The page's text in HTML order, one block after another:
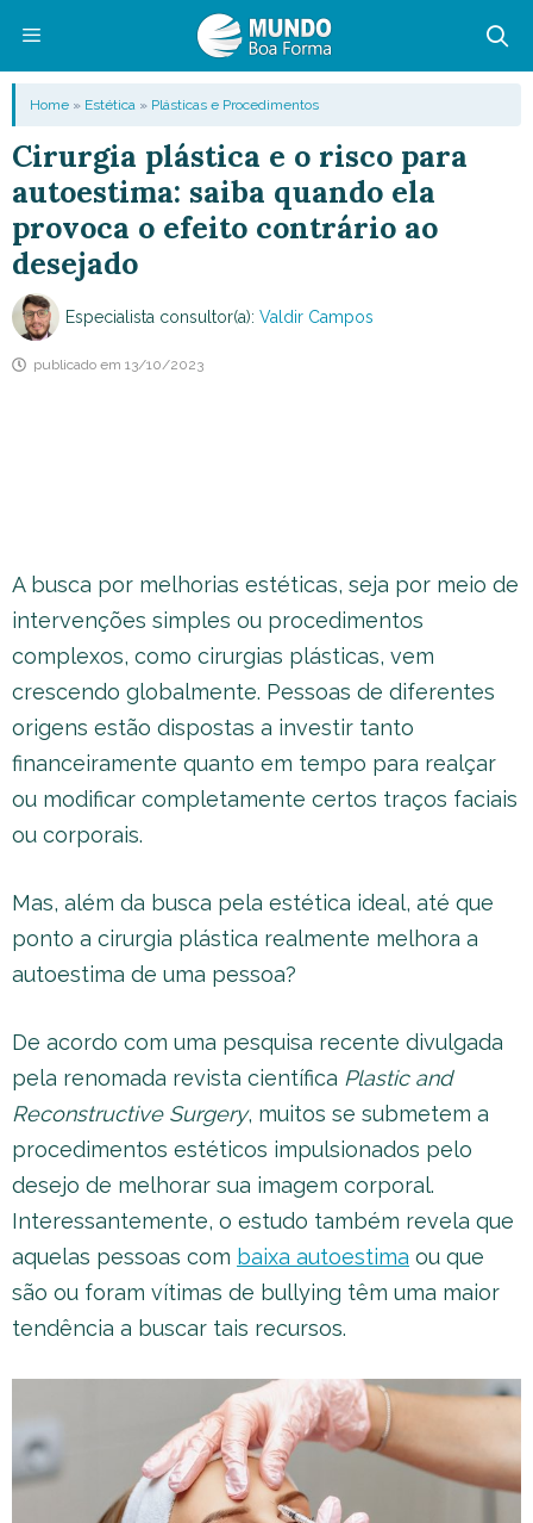
conteúdo
Menu
Home » Estética » Plásticas e Procedimentos
Cirurgia plástica e o risco para
autoestima: saiba quando ela
provoca o efeito contrário ao
desejado
Especialista consultor(a): Valdir Campos
publicado em 13/10/2023
A busca por melhorias estéticas, seja por meio de
intervenções simples ou procedimentos
complexos, como cirurgias plásticas, vem
crescendo globalmente. Pessoas de diferentes
origens estão dispostas a investir tanto
financeiramente quanto em tempo para realçar
ou modificar completamente certos traços faciais
ou corporais.
Mas, além da busca pela estética ideal, até que
ponto a cirurgia plástica realmente melhora a
autoestima de uma pessoa?
De acordo com uma pesquisa recente divulgada
pela renomada revista científica Plastic and
Reconstructive Surgery, muitos se submetem a
procedimentos estéticos impulsionados pelo
desejo de melhorar sua imagem corporal.
Interessantemente, o estudo também revela que
aquelas pessoas com baixa autoestima ou que
são ou foram vítimas de bullying têm uma maior
tendência a buscar tais recursos.